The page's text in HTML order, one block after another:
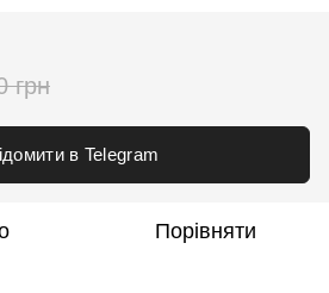
грн
в Telegram
Порівняти